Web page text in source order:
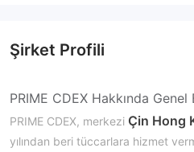
Şirket Profili
PRIME CDEX Hakkında Genel
PRIME CDEX, merkezi Çin Hong
yılından beri tüccarlara hizmet